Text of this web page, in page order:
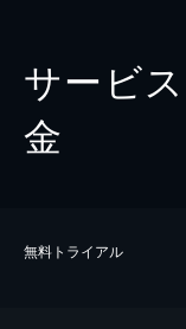
サービ
金
無料トライアル